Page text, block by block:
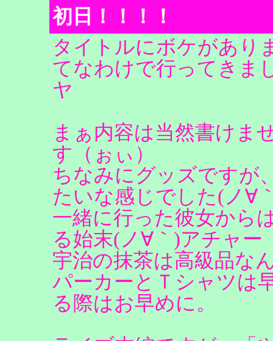
初日！！！！
タイトルにボケがあり
てなわけで行ってきま
ヤ
まぁ内容は当然書けま
す（ぉぃ）
ちなみにグッズですが
たいな感じでした(ノ∀
一緒に行った彼女から
る始末(ノ∀｀)アチャー
宇治の抹茶は高級品な
パーカーとＴシャツは
る際はお早めに。